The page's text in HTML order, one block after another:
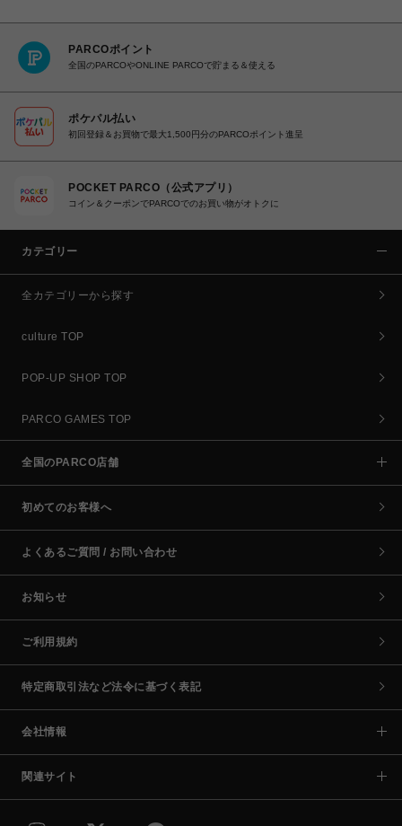
PARCOポイント
全国のPARCOやONLINE PARCOで貯まる＆使える
ポケパル払い
初回登録＆お買物で最大1,500円分のPARCOポイント進呈
POCKET PARCO（公式アプリ）
コイン＆クーポンでPARCOでのお買い物がオトクに
カテゴリー
全カテゴリーから探す
culture TOP
POP-UP SHOP TOP
PARCO GAMES TOP
全国のPARCO店舗
初めてのお客様へ
よくあるご質問 / お問い合わせ
お知らせ
ご利用規約
特定商取引法など法令に基づく表記
会社情報
関連サイト